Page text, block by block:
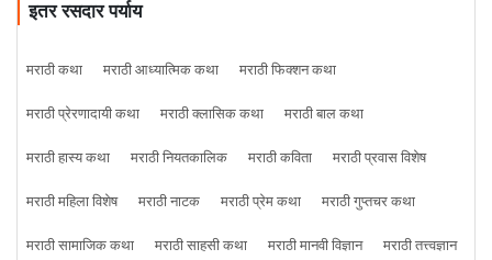
इतर रसदार पर्याय
मराठी कथा मराठी आध्यात्मिक कथा
मराठी फिक्शन कथा
मराठी प्रेरणादायी कथा
मराठी क्लासिक कथा
मराठी बाल कथा
मराठी हास्य कथा
मराठी नियतकालिक मराठी कविता
मराठी प्रवास विशेष
मराठी महिला विशेष
मराठी नाटक मराठी प्रेम कथा
मराठी गुप्तचर कथा
मराठी सामाजिक कथा
मराठी साहसी कथा मराठी मानवी विज्ञान
मराठी तत्त्वज्ञान